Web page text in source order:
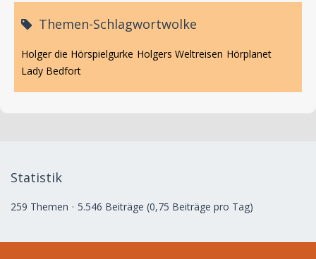
Themen-Schlagwortwolke
Holger die Hörspielgurke Holgers Weltreisen Hörplanet
Lady Bedfort
Statistik
259 Themen 5.546 Beiträge (0,75 Beiträge pro Tag)